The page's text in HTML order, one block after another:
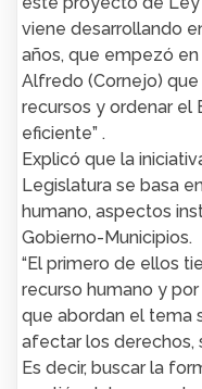
viene desarrollando
años, que empezó
Alfredo (Cornejo)
recursos y ordenar el
eficiente” .
Explicó que la
Legislatura se basa
humano, aspectos
Gobierno-Municipios.
“El primero de ellos
recurso humano y
que abordan el tema
afectar los derechos,
Es decir, buscar la